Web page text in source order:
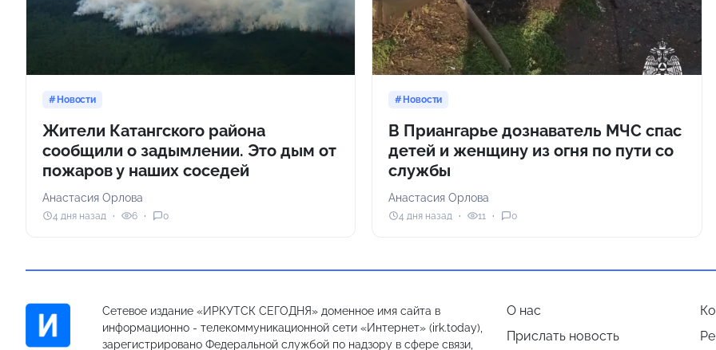
Новости
Жители Катангского района
сообщили о задымлении. Это дым от
пожаров у наших соседей
Анастасия Орлова
4 дня назад 6 0
Новости
В Приангарье дознаватель МЧС спас
детей и женщину из огня по пути со
службы
Анастасия Орлова
4 дня назад 11 0
Сетевое издание «ИРКУТСК СЕГОДНЯ» доменное имя сайта в
информационно - телекоммуникационной сети «Интернет» (irk.today),
зарегистрировано Федеральной службой по надзору в сфере связи,
О нас
Прислать новость